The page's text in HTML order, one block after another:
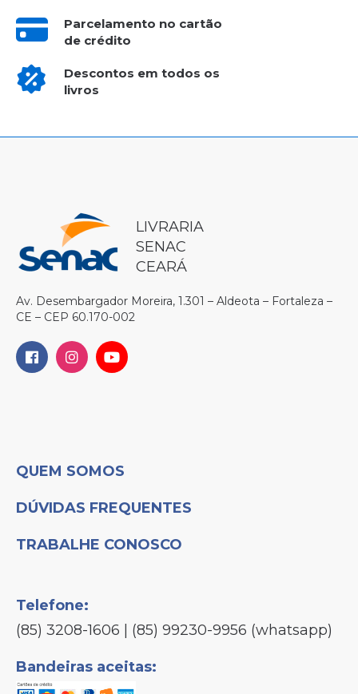
Parcelamento no cartão
de crédito
Descontos em todos os
livros
LIVRARIA
SENAC
CEARÁ
Av. Desembargador Moreira, 1.301 – Aldeota – Fortaleza –
CE – CEP 60.170-002
QUEM SOMOS
DÚVIDAS FREQUENTES
TRABALHE CONOSCO
Telefone:
(85) 3208-1606 | (85) 99230-9956 (whatsapp)
Bandeiras aceitas: